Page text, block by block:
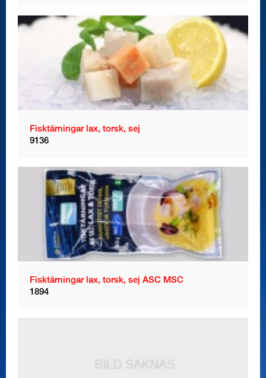
Fisktärningar lax, torsk, sej
9136
Fisktärningar lax, torsk, sej ASC MSC
1894